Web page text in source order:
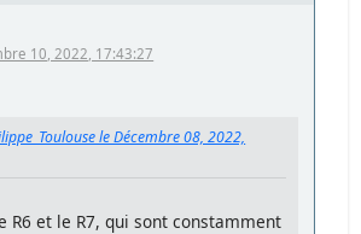
10, 2022, 17:43:27
le Décembre 08, 2022,
R6 et le R7, qui sont constamment